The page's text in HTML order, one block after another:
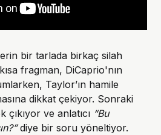
bir tarlada birkaç silah
fragman, DiCaprio'nın
Taylor’ın hamile
dikkat çekiyor. Sonraki
ve anlatıcı “Bu
diye bir soru yöneltiyor.